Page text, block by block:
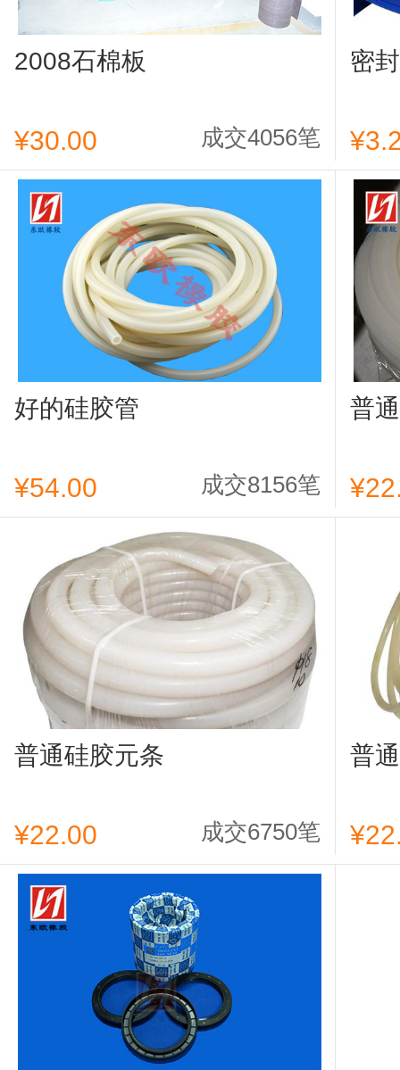
2008石棉板
¥30.00 成交4056笔
密
好的硅胶管
¥54.00 成交8156笔
普
普通硅胶元条
¥22.00 成交6750笔
普